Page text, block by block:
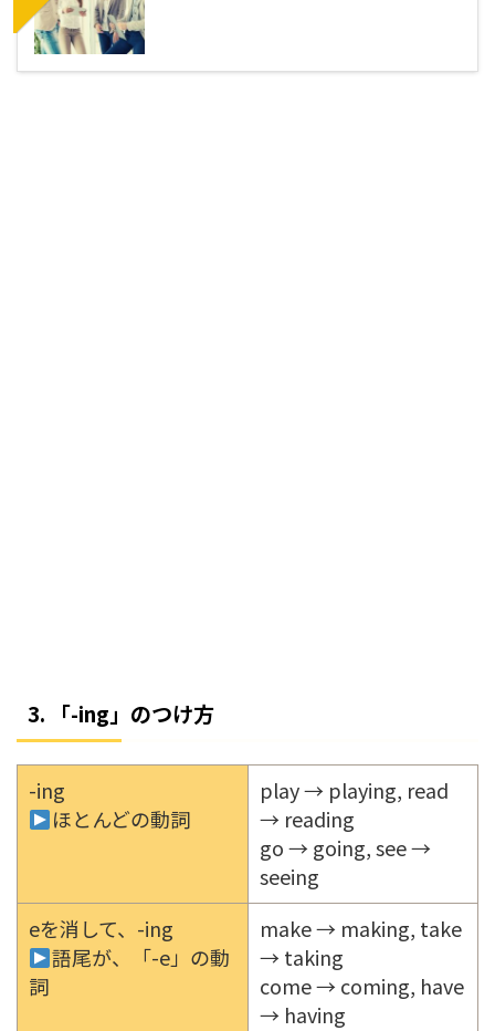
3. 「-ing」のつけ方
-ing
ほとんどの動詞
play → playing, read
→ reading
go → going, see →
seeing
eを消して、-ing
語尾が、「-e」の動
詞
make → making, take
→ taking
come → coming, have
→ having